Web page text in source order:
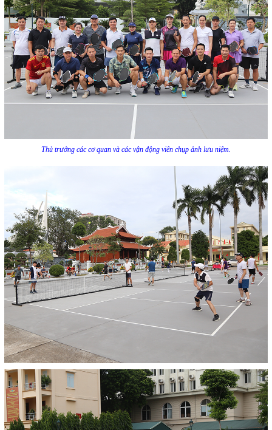
Thủ trưởng các cơ quan và các vận động viên chụp ảnh lưu niệm.